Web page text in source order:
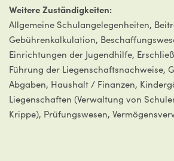
Weitere Zuständigkeiten:
Allgemeine Schulangelegenheiten,
Gebührenkalkulation,
Einrichtungen der Jugendhilfe,
Führung der Liegenschaftsnachweise,
Abgaben, Haushalt / Finanzen,
Liegenschaften (Verwaltung von
Krippe), Prüfungswesen,